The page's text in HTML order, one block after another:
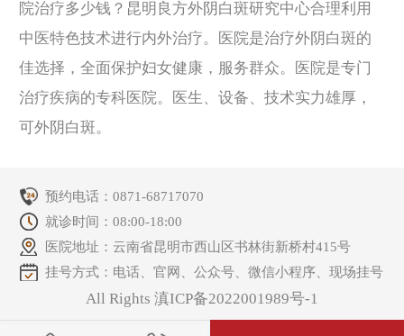
院治疗多少钱？昆明良方外阴白斑研究中心合理利用
中医特色技术进行内外治疗。医院是治疗外阴白斑的
佳选择，全面保护妇女健康，服务群众。医院是专门
治疗疾病的专科医院。医生、设备、技术实力雄厚，
可外阴白斑。
预约电话：0871-68717070
就诊时间：08:00-18:00
医院地址：云南省昆明市西山区书林街新桥村415号
挂号方式：电话、官网、公众号、微信小程序、现场挂号
All Rights 滇ICP备2022001989号-1